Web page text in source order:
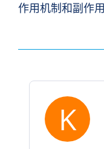
作用机制和副作用